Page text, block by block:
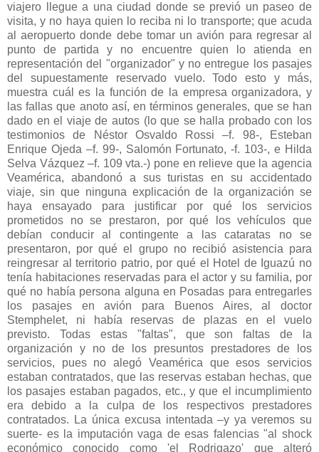
viajero llegue a una ciudad donde se previó un paseo de
visita, y no haya quien lo reciba ni lo transporte; que acuda
al aeropuerto donde debe tomar un avión para regresar al
punto de partida y no encuentre quien lo atienda en
representación del "organizador" y no entregue los pasajes
del supuestamente reservado vuelo. Todo esto y más,
muestra cuál es la función de la empresa organizadora, y
las fallas que anoto así, en términos generales, que se han
dado en el viaje de autos (lo que se halla probado con los
testimonios de Néstor Osvaldo Rossi –f. 98-, Esteban
Enrique Ojeda –f. 99-, Salomón Fortunato, -f. 103-, e Hilda
Selva Vázquez –f. 109 vta.-) pone en relieve que la agencia
Veamérica, abandonó a sus turistas en su accidentado
viaje, sin que ninguna explicación de la organización se
haya ensayado para justificar por qué los servicios
prometidos no se prestaron, por qué los vehículos que
debían conducir al contingente a las cataratas no se
presentaron, por qué el grupo no recibió asistencia para
reingresar al territorio patrio, por qué el Hotel de Iguazú no
tenía habitaciones reservadas para el actor y su familia, por
qué no había persona alguna en Posadas para entregarles
los pasajes en avión para Buenos Aires, al doctor
Stemphelet, ni había reservas de plazas en el vuelo
previsto. Todas estas "faltas", que son faltas de la
organización y no de los presuntos prestadores de los
servicios, pues no alegó Veamérica que esos servicios
estaban contratados, que las reservas estaban hechas, que
los pasajes estaban pagados, etc., y que el incumplimiento
era debido a la culpa de los respectivos prestadores
contratados. La única excusa intentada –y ya veremos su
suerte- es la imputación vaga de esas falencias "al shock
económico conocido como 'el Rodrigazo' que alteró